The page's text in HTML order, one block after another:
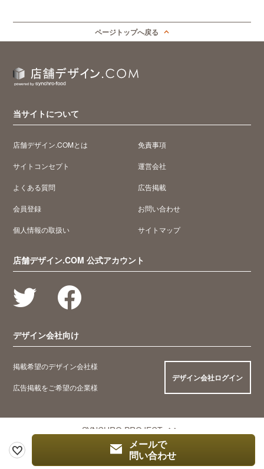
メールで
問い合わせ
ページトップへ戻る
当サイトについて
店舗デザイン.COMとは
サイトコンセプト
よくある質問
会員登録
個人情報の取扱い
免責事項
運営会社
広告掲載
お問い合わせ
サイトマップ
店舗デザイン.COM 公式アカウント
デザイン会社向け
掲載希望のデザイン会社様
広告掲載をご希望の企業様
デザイン会社ログイン
SYNCHRO PROJECT
© 2005 Synchro Food Co., Ltd.